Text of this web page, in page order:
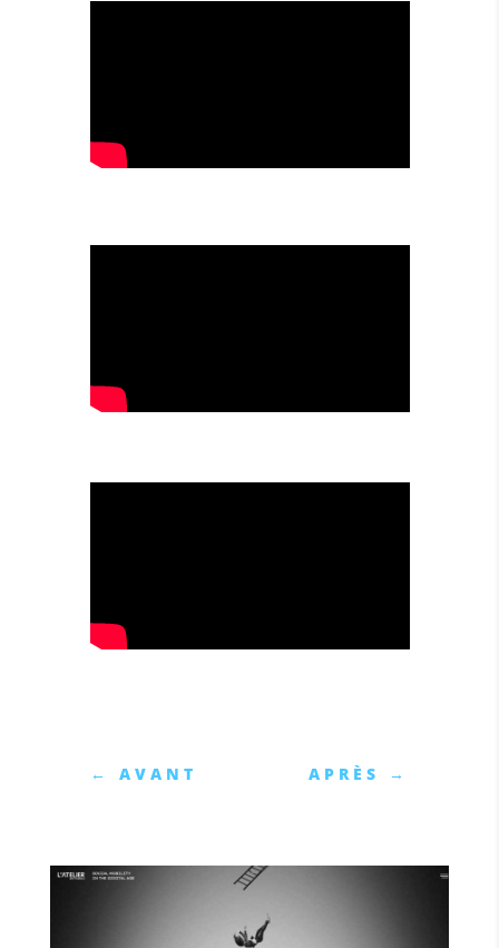
← AVANT APRÈS →